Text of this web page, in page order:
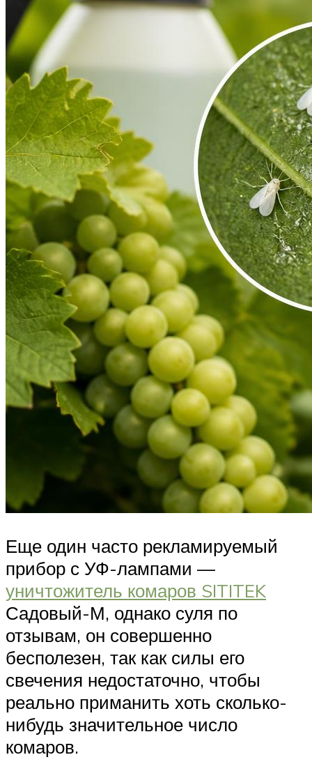
Еще один часто рекламируемый
прибор с УФ-лампами —
уничтожитель комаров SITITEK
Садовый-М, однако суля по
отзывам, он совершенно
бесполезен, так как силы его
свечения недостаточно, чтобы
реально приманить хоть сколько-
нибудь значительное число
комаров.